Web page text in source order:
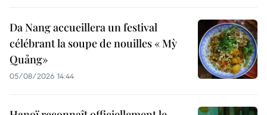
Da Nang accueillera un festival
célébrant la soupe de nouilles « Mỳ
Quảng»
05/08/2026 14:44